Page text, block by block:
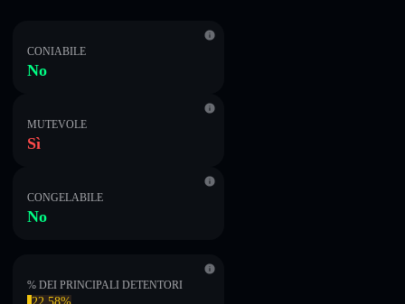
CONIABILE
No
MUTEVOLE
Sì
CONGELABILE
No
% DEI PRINCIPALI DETENTORI